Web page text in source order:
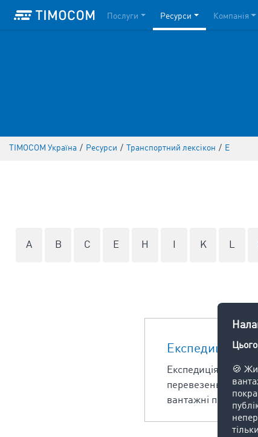
Послуги Ресурси Компанія
TIMOCOM Україна / Ресурси / Транспортний лексікон / Е
A B C E H K L
Експедиція
Експедиція - це
перевезень
вантажні